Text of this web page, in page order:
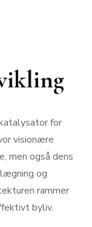
for
visionære
men også dens
og
rammer
byliv.